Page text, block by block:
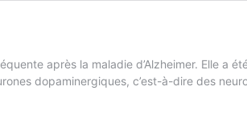
après la maladie d’Alzheimer. Elle a
dopaminergiques, c’est-à-dire des